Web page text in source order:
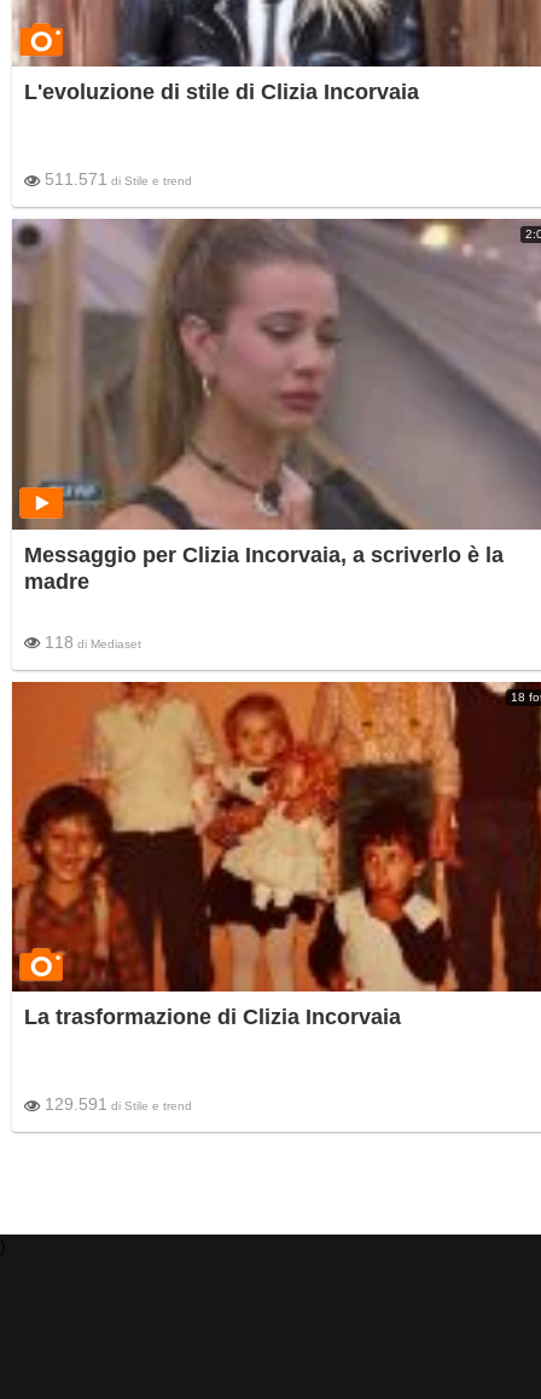
L'evoluzione di stile di Clizia Incorvaia
511.571 di Stile e trend
Messaggio per Clizia Incorvaia, a scriverlo è la
madre
118 di Mediaset
18
La trasformazione di Clizia Incorvaia
129.591 di Stile e trend